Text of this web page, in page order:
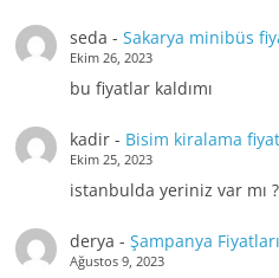
seda - Sakarya minibüs
Ekim 26, 2023
bu fiyatlar kaldımı
kadir- Bisim kiralama
Ekim 25, 2023
istanbulda yeriniz var mı ?
derya - Şampanya
Ağustos 9, 2023